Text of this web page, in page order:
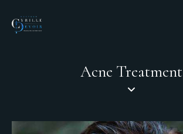
Acne Treatment